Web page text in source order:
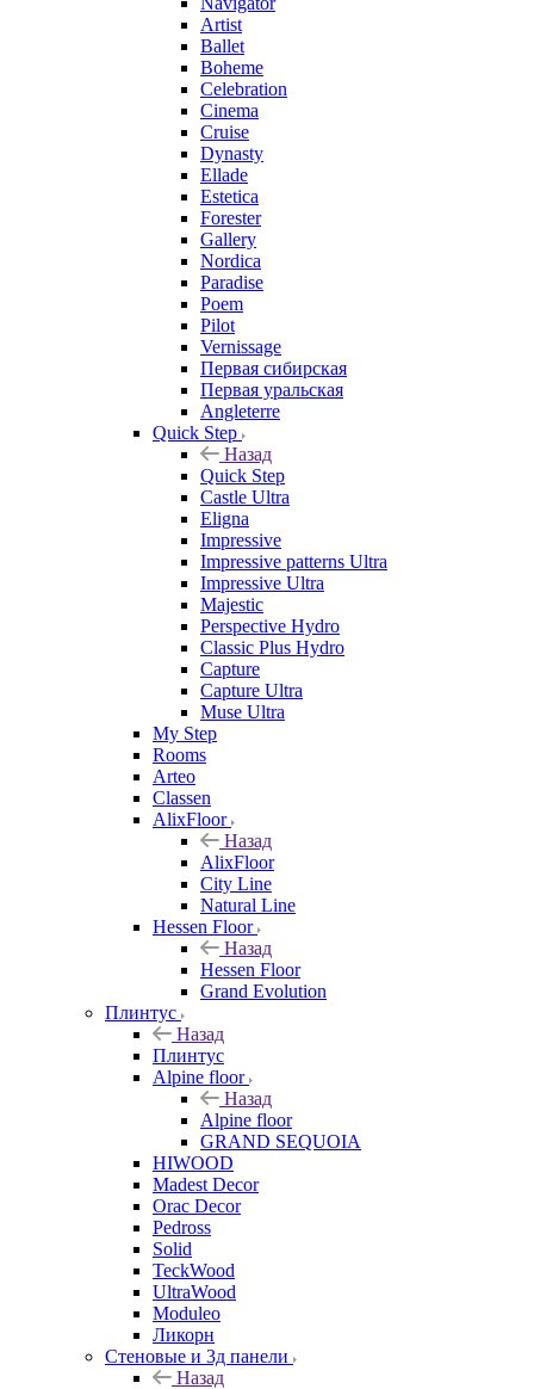
Artist
Ballet
Boheme
Celebration
Cinema
Cruise
Dynasty
Ellade
Estetica
Forester
Gallery
Nordica
Paradise
Poem
Pilot
Vernissage
Первая сибирская
Первая уральская
Angleterre
Quick Step
Назад
Quick Step
Castle Ultra
Eligna
Impressive
Impressive patterns Ultra
Impressive Ultra
Majestic
Perspective Hydro
Classic Plus Hydro
Capture
Capture Ultra
Muse Ultra
My Step
Rooms
Arteo
Classen
AlixFloor
Назад
AlixFloor
City Line
Natural Line
Hessen Floor
Назад
Hessen Floor
Grand Evolution
Плинтус
Назад
Плинтус
Alpine floor
Назад
Alpine floor
GRAND SEQUOIA
HIWOOD
Madest Decor
Orac Decor
Pedross
Solid
TeckWood
UltraWood
Moduleo
Ликорн
Стеновые и 3д панели
Назад